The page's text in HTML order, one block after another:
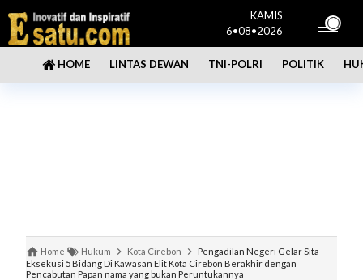
KAMIS
6•08•2026
HOME LINTAS DEWAN TNI-POLRI POLITIK
Home Hukum Kota Cirebon
Pengadilan Negeri Gelar Sita
Eksekusi 5 Bidang Di Kawasan Elit Kota Cirebon Berakhir dengan
Pencabutan Papan nama yang bukan Peruntukannya